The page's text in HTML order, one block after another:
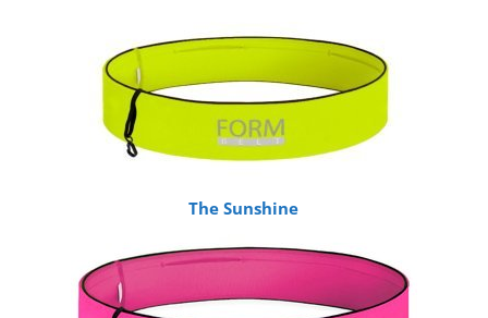
The Sunshine